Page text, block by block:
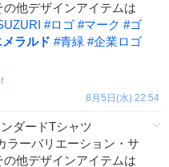
他デザインアイテムは
#ロゴ #マーク #ゴ
メラルド #青緑 #企業ロゴ
8月5日(水) 22:54
ダードTシャツ
ラーバリエーション・サ
他デザインアイテムは